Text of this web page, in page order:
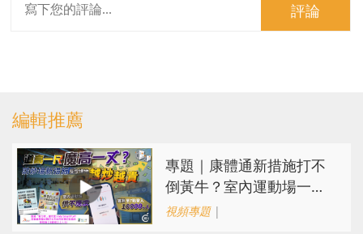
評論
編輯推薦
專題｜康體通新措施打不
倒黃牛？室內運動場一場
難求越炒越貴
視頻專題|